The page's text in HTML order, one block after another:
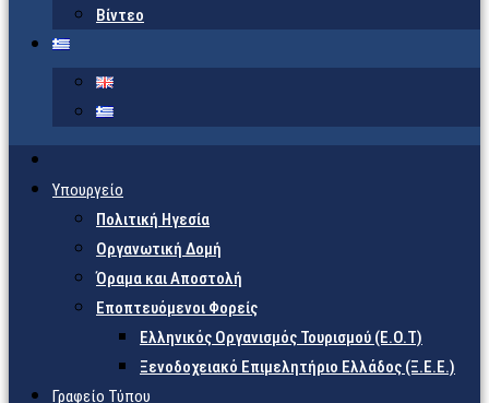
Βίντεο
Υπουργείο
Πολιτική Ηγεσία
Οργανωτική Δομή
Όραμα και Αποστολή
Εποπτευόμενοι Φορείς
Eλληνικός Οργανισμός Τουρισμού (Ε.Ο.Τ)
Ξενοδοχειακό Επιμελητήριο Ελλάδος (Ξ.Ε.Ε.)
Γραφείο Τύπου